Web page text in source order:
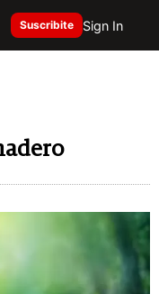
Suscribite Sign In